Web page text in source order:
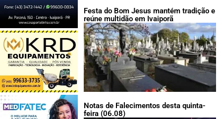
Festa do Bom Jesus mantém tradição e
reúne multidão em Ivaiporã
Notas de Falecimentos desta quinta-
feira (06.08)